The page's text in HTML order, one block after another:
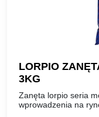
LORPIO
3KG
Zanęta lorpio seria
wprowadzenia na